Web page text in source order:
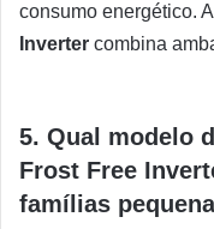
consumo energético. A
Inverter combina
5. Qual modelo
Frost Free
famílias